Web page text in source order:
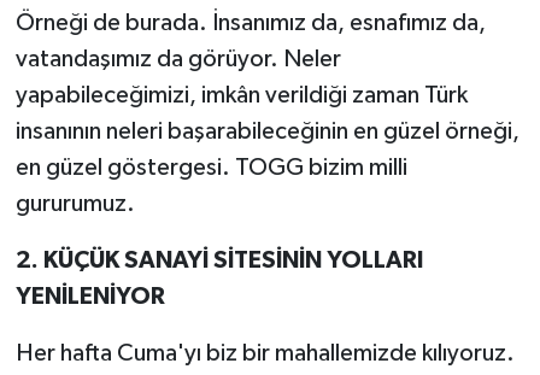
Örneği de burada. İnsanımız da, esnafımız da,
vatandaşımız da görüyor. Neler
yapabileceğimizi, imkân verildiği zaman Türk
insanının neleri başarabileceğinin en güzel örneği,
en güzel göstergesi. TOGG bizim milli
gururumuz.
2. KÜÇÜK SANAYİ SİTESİNİN YOLLARI
YENİLENİYOR
Her hafta Cuma'yı biz bir mahallemizde kılıyoruz.